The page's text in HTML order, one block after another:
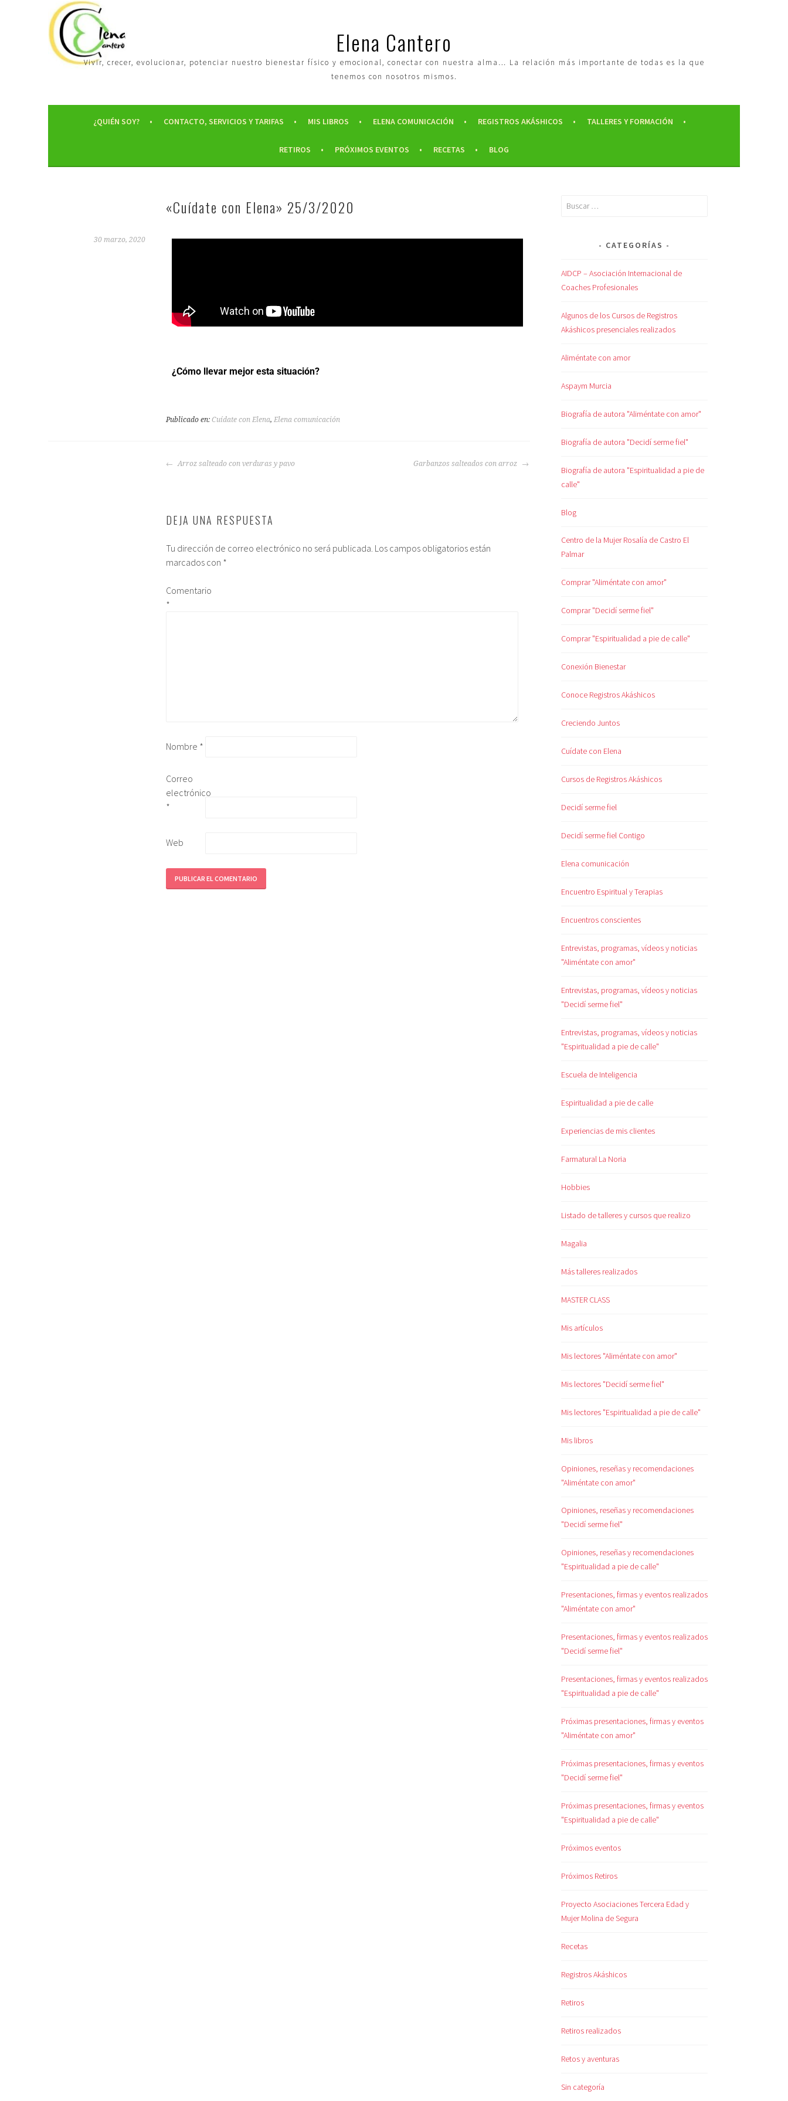
Elena Cantero
Vivir, crecer, evolucionar, potenciar nuestro bienestar físico y emocional, conectar con nuestra alma… La relación más importante de todas es la que
tenemos con nosotros mismos.
¿QUIÉN SOY? CONTACTO, SERVICIOS Y TARIFAS MIS LIBROS ELENA COMUNICACIÓN REGISTROS AKÁSHICOS TALLERES Y FORMACIÓN
RETIROS PRÓXIMOS EVENTOS RECETAS BLOG
«Cuídate con Elena» 25/3/2020
30 marzo, 2020
¿Cómo llevar mejor esta situación?
Publicado en: Cuídate con Elena, Elena comunicación
Arroz salteado con verduras y pavo Garbanzos salteados con arroz
DEJA UNA RESPUESTA
Tu dirección de correo electrónico no será publicada. Los campos obligatorios están
marcados con *
Comentario
*
Nombre *
Correo
electrónico
*
Web
CATEGORÍAS
AIDCP – Asociación Internacional de
Coaches Profesionales
Algunos de los Cursos de Registros
Akáshicos presenciales realizados
Aliméntate con amor
Aspaym Murcia
Biografía de autora "Aliméntate con amor"
Biografía de autora "Decidí serme fiel"
Biografía de autora "Espiritualidad a pie de
calle"
Blog
Centro de la Mujer Rosalía de Castro El
Palmar
Comprar "Aliméntate con amor"
Comprar "Decidí serme fiel"
Comprar "Espiritualidad a pie de calle"
Conexión Bienestar
Conoce Registros Akáshicos
Creciendo Juntos
Cuídate con Elena
Cursos de Registros Akáshicos
Decidí serme fiel
Decidí serme fiel Contigo
Elena comunicación
Encuentro Espiritual y Terapias
Encuentros conscientes
Entrevistas, programas, vídeos y noticias
"Aliméntate con amor"
Entrevistas, programas, vídeos y noticias
"Decidí serme fiel"
Entrevistas, programas, vídeos y noticias
"Espiritualidad a pie de calle"
Escuela de Inteligencia
Espiritualidad a pie de calle
Experiencias de mis clientes
Farmatural La Noria
Hobbies
Listado de talleres y cursos que realizo
Magalia
Más talleres realizados
MASTER CLASS
Mis artículos
Mis lectores "Aliméntate con amor"
Mis lectores "Decidí serme fiel"
Mis lectores "Espiritualidad a pie de calle"
Mis libros
Opiniones, reseñas y recomendaciones
"Aliméntate con amor"
Opiniones, reseñas y recomendaciones
"Decidí serme fiel"
Opiniones, reseñas y recomendaciones
"Espiritualidad a pie de calle"
Presentaciones, firmas y eventos realizados
"Aliméntate con amor"
Presentaciones, firmas y eventos realizados
"Decidí serme fiel"
Presentaciones, firmas y eventos realizados
"Espiritualidad a pie de calle"
Próximas presentaciones, firmas y eventos
"Aliméntate con amor"
Próximas presentaciones, firmas y eventos
"Decidí serme fiel"
Próximas presentaciones, firmas y eventos
"Espiritualidad a pie de calle"
Próximos eventos
Próximos Retiros
Proyecto Asociaciones Tercera Edad y
Mujer Molina de Segura
Recetas
Registros Akáshicos
Retiros
Retiros realizados
Retos y aventuras
Sin categoría